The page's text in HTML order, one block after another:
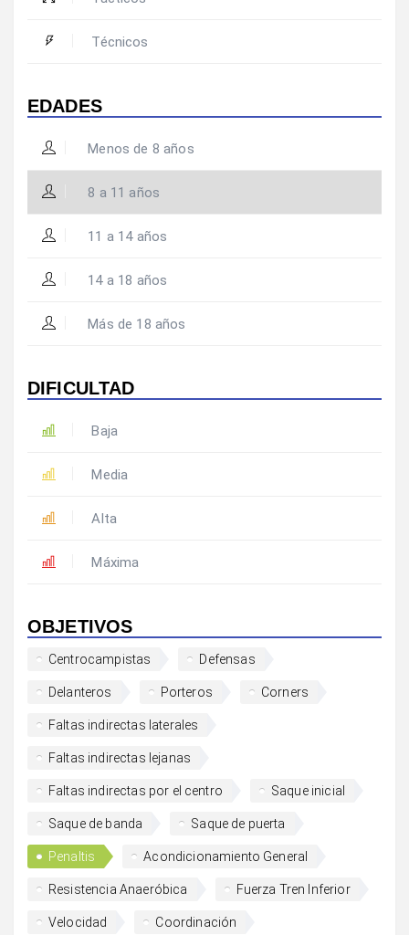
Técnicos
EDADES
Menos de 8 años
8 a 11 años
11 a 14 años
14 a 18 años
Más de 18 años
DIFICULTAD
Baja
Media
Alta
Máxima
OBJETIVOS
Centrocampistas Defensas
Delanteros Porteros Corners
Faltas indirectas laterales
Faltas indirectas lejanas
Faltas indirectas por el centro Saque inicial
Saque de banda Saque de puerta
Penaltis Acondicionamiento General
Resistencia Anaeróbica Fuerza Tren Inferior
Velocidad Coordinación